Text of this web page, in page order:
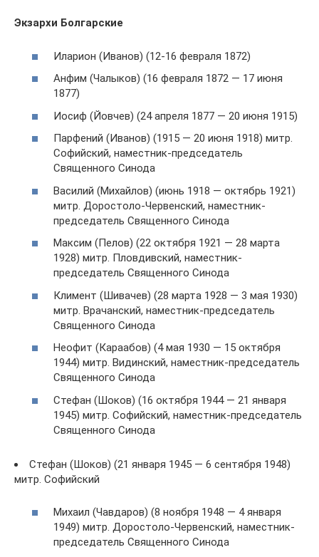
Экзархи Болгарские
Иларион (Иванов) (12-16 февраля 1872)
Анфим (Чалыков) (16 февраля 1872 — 17 июня
1877)
Иосиф (Йовчев) (24 апреля 1877 — 20 июня 1915)
Парфений (Иванов) (1915 — 20 июня 1918) митр.
Софийский, наместник-председатель
Священного Синода
Василий (Михайлов) (июнь 1918 — октябрь 1921)
митр. Доростоло-Червенский, наместник-
председатель Священного Синода
Максим (Пелов) (22 октября 1921 — 28 марта
1928) митр. Пловдивский, наместник-
председатель Священного Синода
Климент (Шивачев) (28 марта 1928 — 3 мая 1930)
митр. Врачанский, наместник-председатель
Священного Синода
Неофит (Караабов) (4 мая 1930 — 15 октября
1944) митр. Видинский, наместник-председатель
Священного Синода
Стефан (Шоков) (16 октября 1944 — 21 января
1945) митр. Софийский, наместник-председатель
Священного Синода
Стефан (Шоков) (21 января 1945 — 6 сентября 1948)
митр. Софийский
Михаил (Чавдаров) (8 ноября 1948 — 4 января
1949) митр. Доростоло-Червенский, наместник-
председатель Священного Синода